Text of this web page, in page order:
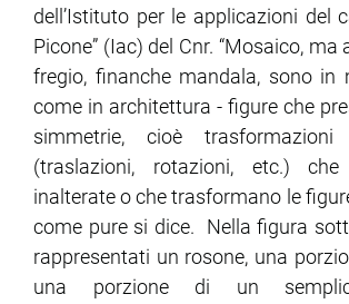
dell’Istituto per le applicazioni del
Picone” (Iac) del Cnr. “Mosaico, ma
fregio, finanche mandala, sono in
come in architettura - figure che
simmetrie, cioè trasformazioni
(traslazioni, rotazioni, etc.)
inalterate o che trasformano le
come pure si dice. Nella figura
rappresentati un rosone, una
una porzione di un